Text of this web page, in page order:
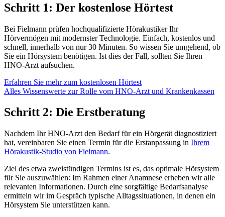
Schritt 1: Der kostenlose Hörtest
Bei Fielmann prüfen hochqualifizierte Hörakustiker Ihr
Hörvermögen mit modernster Technologie. Einfach, kostenlos und
schnell, innerhalb von nur 30 Minuten. So wissen Sie umgehend, ob
Sie ein Hörsystem benötigen. Ist dies der Fall, sollten Sie Ihren
HNO-Arzt aufsuchen.
Erfahren Sie mehr zum kostenlosen Hörtest
Alles Wissenswerte zur Rolle vom HNO-Arzt und Krankenkassen
Schritt 2: Die Erstberatung
Nachdem Ihr HNO-Arzt den Bedarf für ein Hörgerät diagnostiziert
hat, vereinbaren Sie einen Termin für die Erstanpassung in Ihrem
Hörakustik-Studio von Fielmann.
Ziel des etwa zweistündigen Termins ist es, das optimale Hörsystem
für Sie auszuwählen: Im Rahmen einer Anamnese erheben wir alle
relevanten Informationen. Durch eine sorgfältige Bedarfsanalyse
ermitteln wir im Gespräch typische Alltagssituationen, in denen ein
Hörsystem Sie unterstützen kann.